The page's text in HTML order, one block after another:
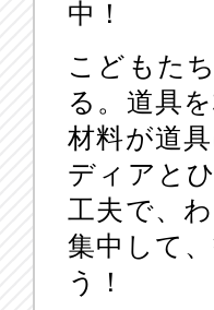
中！
こどもた
る。道具
材料が道
ディアと
工夫で、
集中して
う！